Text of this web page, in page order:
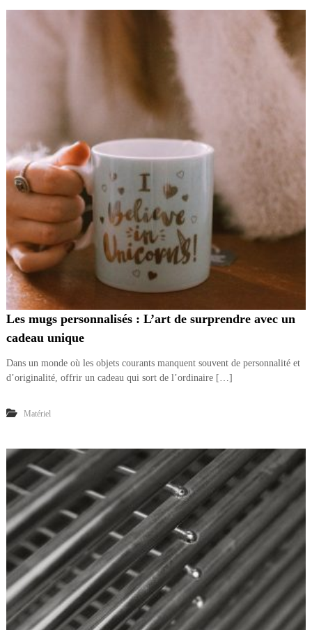
Les mugs personnalisés : L’art de surprendre avec un
cadeau unique
Dans un monde où les objets courants manquent souvent de personnalité et
d’originalité, offrir un cadeau qui sort de l’ordinaire […]
Matériel